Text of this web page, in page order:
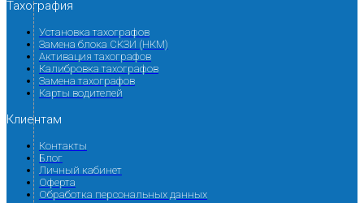
Тахография
Установка тахографов
Замена блока СКЗИ (НКМ)
Активация тахографов
Калибровка тахографов
Замена тахографов
Карты водителей
Клиентам
Контакты
Блог
Личный кабинет
Оферта
Обработка персональных данных